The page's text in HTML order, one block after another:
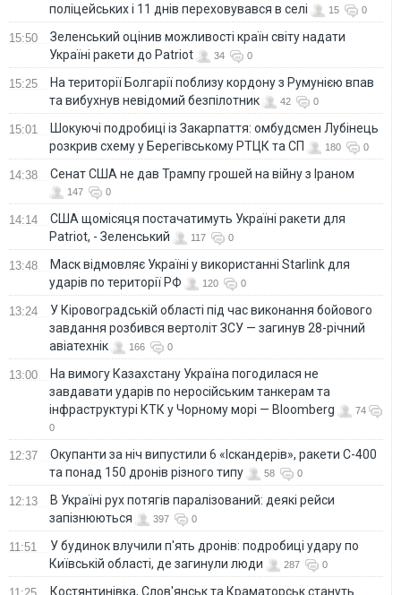
поліцейських і 11 днів переховувався в селі
15 0
15:50
Зеленський оцінив можливості країн світу надати
Україні ракети до Patriot
34 0
15:25
На території Болгарії поблизу кордону з Румунією впав
та вибухнув невідомий безпілотник
42 0
15:01
Шокуючі подробиці із Закарпаття: омбудсмен Лубінець
розкрив схему у Берегівському РТЦК та СП
180 0
14:38 Сенат США не дав Трампу грошей на війну з Іраном
147 0
14:14
США щомісяця постачатимуть Україні ракети для
Patriot, - Зеленський
117 0
13:48
Маск відмовляє Україні у використанні Starlink для
ударів по території РФ
120 0
13:24
У Кіровоградській області під час виконання бойового
завдання розбився вертоліт ЗСУ — загинув 28-річний
авіатехнік
166 0
13:00
На вимогу Казахстану Україна погодилася не
завдавати ударів по неросійським танкерам та
інфраструктурі КТК у Чорному морі — Bloomberg
74
0
12:37
Окупанти за ніч випустили 6 «Іскандерів», ракети С-400
та понад 150 дронів різного типу
58 0
12:13
В Україні рух потягів паралізований: деякі рейси
запізнюються
397 0
11:51
У будинок влучили п'ять дронів: подробиці удару по
Київській області, де загинули люди
287 0
Костянтинівка, Слов'янськ та Краматорськ стануть